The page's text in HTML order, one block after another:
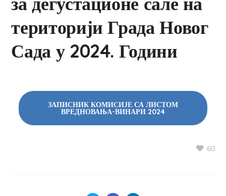
територији Града Новог
Сада у 2024. Години
ЗАПИСНИК КОМИСИЈЕ СА ЛИСТОМ
ВРЕДНОВАЊА-ВИНАРИ 2024
60